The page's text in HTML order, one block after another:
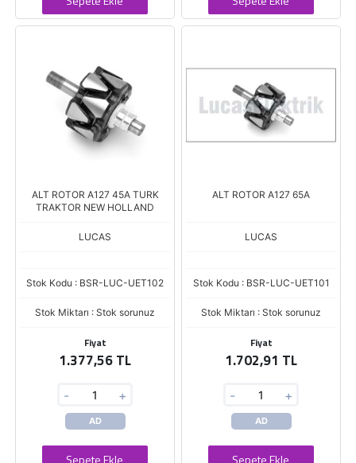
ALT ROTOR A127 45A TURK
TRAKTOR NEW HOLLAND
LUCAS
Stok Kodu : BSR-LUC-UET102
Stok Miktarı : Stok sorunuz
Fiyat
1.377,56 TL
- +
AD
Sepete Ekle
ALT ROTOR A127 65A
LUCAS
Stok Kodu : BSR-LUC-UET101
Stok Miktarı : Stok sorunuz
Fiyat
1.702,91 TL
- +
AD
Sepete Ekle